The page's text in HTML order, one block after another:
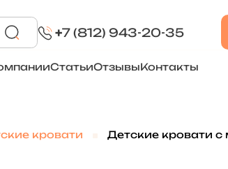
+7 (812) 943-20-35
СтатьиОтзывыКонтакты
кровати Детские кровати с